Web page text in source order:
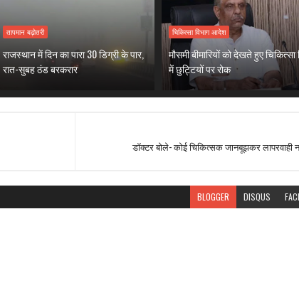
तापमान बढ़ोतरी
राजस्थान में दिन का पारा 30 डिग्री के पार,
रात-सुबह ठंड बरकरार
चिकित्सा विभाग आदेश
मौसमी बीमारियों को देखते हुए चिकित्सा
में छुट्टियों पर रोक
डॉक्टर बोले- कोई चिकित्सक जानबूझकर लापरवाही
BLOGGER DISQUS